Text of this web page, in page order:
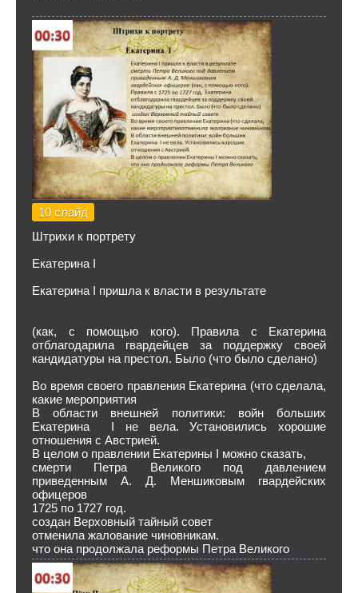
10 слайд
Штрихи к портрету
Екатерина I
Екатерина I пришла к власти в результате
(как, с помощью кого). Правила с Екатерина
отблагодарила гвардейцев за поддержку своей
кандидатуры на престол. Было (что было сделано)
Во время своего правления Екатерина (что сделала,
какие мероприятия
В области внешней политики: войн больших
Екатерина I не вела. Установились хорошие
отношения с Австрией.
В целом о правлении Екатерины I можно сказать,
смерти Петра Великого под давлением
приведенным А. Д. Меншиковым гвардейских
офицеров
1725 по 1727 год.
создан Верховный тайный совет
отменила жалование чиновникам.
что она продолжала реформы Петра Великого